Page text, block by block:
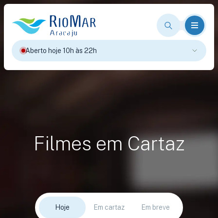
Aberto hoje 10h às 22h
Filmes em Cartaz
Hoje Em cartaz Em breve